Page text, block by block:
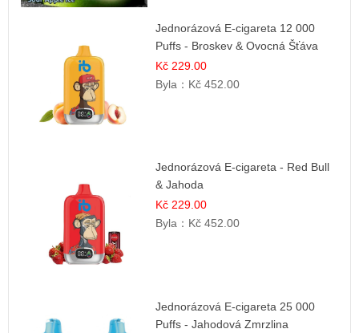
Jednorázová E-cigareta 12 000
Puffs - Broskev & Ovocná Šťáva
Kč 229.00
Byla： Kč 452.00
Jednorázová E-cigareta - Red Bull
& Jahoda
Kč 229.00
Byla： Kč 452.00
Jednorázová E-cigareta 25 000
Puffs - Jahodová Zmrzlina